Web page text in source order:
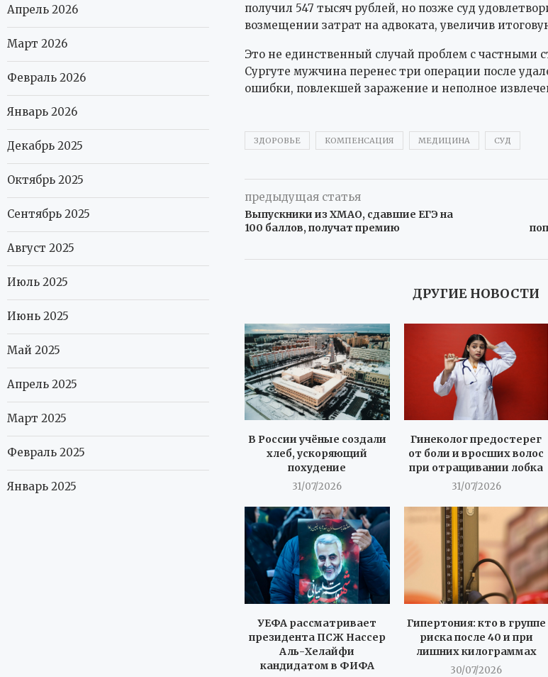
получил 547 тысяч рублей, но позже суд
возмещении затрат на адвоката, увеличив
Это не единственный случай проблем с частными
Сургуте мужчина перенес три операции после
ошибки, повлекшей заражение и неполное
ЗДОРОВЬЕ КОМПЕНСАЦИЯ МЕДИЦИНА СУД
предыдущая статья
Выпускники из ХМАО, сдавшие ЕГЭ на
100 баллов, получат премию
ДРУГИЕ НОВОСТИ
В России учёные создали
хлеб, ускоряющий
похудение
31/07/2026
Гинеколог предостерег
от боли и вросших волос
при отращивании лобка
31/07/2026
УЕФА рассматривает
президента ПСЖ Нассер
Аль-Хелайфи
кандидатом в ФИФА
Гипертония: кто в группе
риска после 40 и при
лишних килограммах
30/07/2026
Апрель 2026
Март 2026
Февраль 2026
Январь 2026
Декабрь 2025
Октябрь 2025
Сентябрь 2025
Август 2025
Июль 2025
Июнь 2025
Май 2025
Апрель 2025
Март 2025
Февраль 2025
Январь 2025